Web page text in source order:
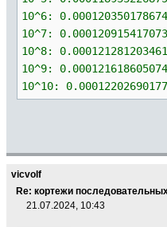
10^6:
10^7:
10^8:
10^9:
10^10:
vicvolf
Re: кортежи
21.07.2024, 10:43